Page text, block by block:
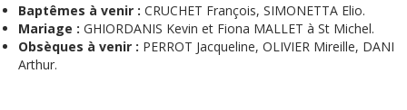
Baptêmes à venir : CRUCHET François, SIMONETTA Elio.
Mariage : GHIORDANIS Kevin et Fiona MALLET à St Michel.
Obsèques à venir : PERROT Jacqueline, OLIVIER Mireille, DANI
Arthur.